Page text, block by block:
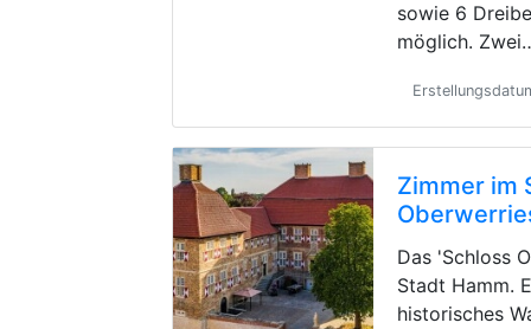
sowie 6
möglich.
Zimmer im
Das 'Schloss
Stadt Hamm.
historisches